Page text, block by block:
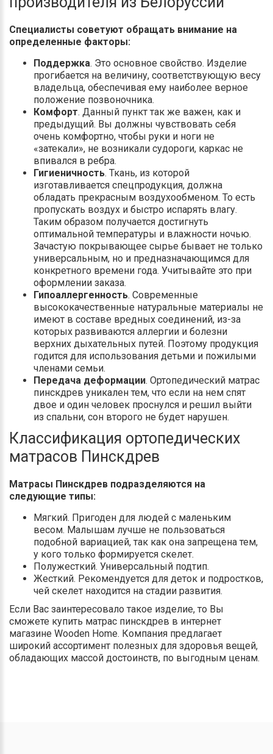
Специалисты советуют обращать внимание на
определенные факторы:
Поддержка. Это основное свойство. Изделие
прогибается на величину, соответствующую весу
владельца, обеспечивая ему наиболее верное
положение позвоночника.
Комфорт. Данный пункт так же важен, как и
предыдущий. Вы должны чувствовать себя
очень комфортно, чтобы руки и ноги не
«затекали», не возникали судороги, каркас не
впивался в ребра.
Гигиеничность. Ткань, из которой
изготавливается спецпродукция, должна
обладать прекрасным воздухообменом. То есть
пропускать воздух и быстро испарять влагу.
Таким образом получается достигнуть
оптимальной температуры и влажности ночью.
Зачастую покрывающее сырье бывает не только
универсальным, но и предназначающимся для
конкретного времени года. Учитывайте это при
оформлении заказа.
Гипоаллергенность. Современные
высококачественные натуральные материалы не
имеют в составе вредных соединений, из-за
которых развиваются аллергии и болезни
верхних дыхательных путей. Поэтому продукция
годится для использования детьми и пожилыми
членами семьи.
Передача деформации. Ортопедический матрас
пинскдрев уникален тем, что если на нем спят
двое и один человек проснулся и решил выйти
из спальни, сон второго не будет нарушен.
Классификация ортопедических
матрасов Пинскдрев
Матрасы Пинскдрев подразделяются на
следующие типы:
Мягкий. Пригоден для людей с маленьким
весом. Малышам лучше не пользоваться
подобной вариацией, так как она запрещена тем,
у кого только формируется скелет.
Полужесткий. Универсальный подтип.
Жесткий. Рекомендуется для деток и подростков,
чей скелет находится на стадии развития.
Если Вас заинтересовало такое изделие, то Вы
сможете купить матрас пинскдрев в интернет
магазине Wooden Home. Компания предлагает
широкий ассортимент полезных для здоровья вещей,
обладающих массой достоинств, по выгодным ценам.